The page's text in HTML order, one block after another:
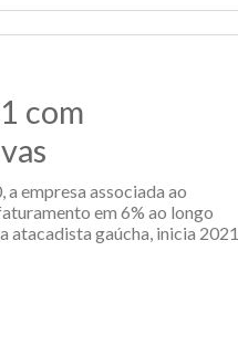
com
empresa associada ao
em 6% ao longo
gaúcha, inicia 2021